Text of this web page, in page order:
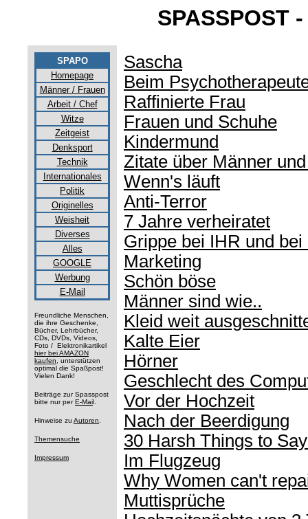
SPASSPOST
SPAPO
Homepage
Männer / Frauen
Arbeit / Chef
Witze
Zeitgeist
Denksport
Technik
Internationales
Politik
Originelles
Weisheit
Diverses
Alles
GOOGLE
Werbung
E-Mail
Freundliche Menschen,
die ihre Geschenke,
Bücher, Lehrbücher,
CDs, DVDs, Videos,
Foto / Elektronikartikel
hier bei AMAZON
kaufen, unterstützen
optimal die Spaßpost!
Vielen Dank!
Beiträge zur Spasspost
bitte nur per E-Mai l.
Hinweise zu Autoren.
Themensuche
Impressum
Sascha
Beim
Raffinierte Frau
Frauen und Schuhe
Kindermund
Zitate über Männer
Wenn's läuft
Anti-Terror
7 Jahre verheiratet
Grippe bei IHR und bei
Marketing
Schön böse
Männer sind wie..
Kleid weit
Kalte Eier
Hörner
Geschlecht des
Vor der Hochzeit
Nach der Beerdigung
30 Harsh Things to
Im Flugzeug
Why Women can't
Muttisprüche